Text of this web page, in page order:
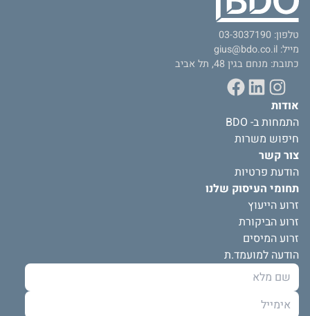
טלפון: 03-3037190
מייל: gius@bdo.co.il
כתובת: מנחם בגין 48, תל אביב
Instagram
LinkedIn
Facebook
אודות
התמחות ב- BDO
חיפוש משרות
צור קשר
הודעת פרטיות
תחומי העיסוק שלנו
זרוע הייעוץ
זרוע הביקורת
זרוע המיסים
הודעה למועמד.ת